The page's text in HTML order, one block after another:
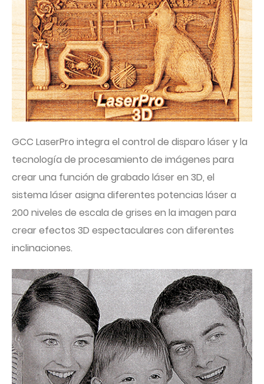
GCC LaserPro integra el control de disparo láser y la
tecnología de procesamiento de imágenes para
crear una función de grabado láser en 3D, el
sistema láser asigna diferentes potencias láser a
200 niveles de escala de grises en la imagen para
crear efectos 3D espectaculares con diferentes
inclinaciones.